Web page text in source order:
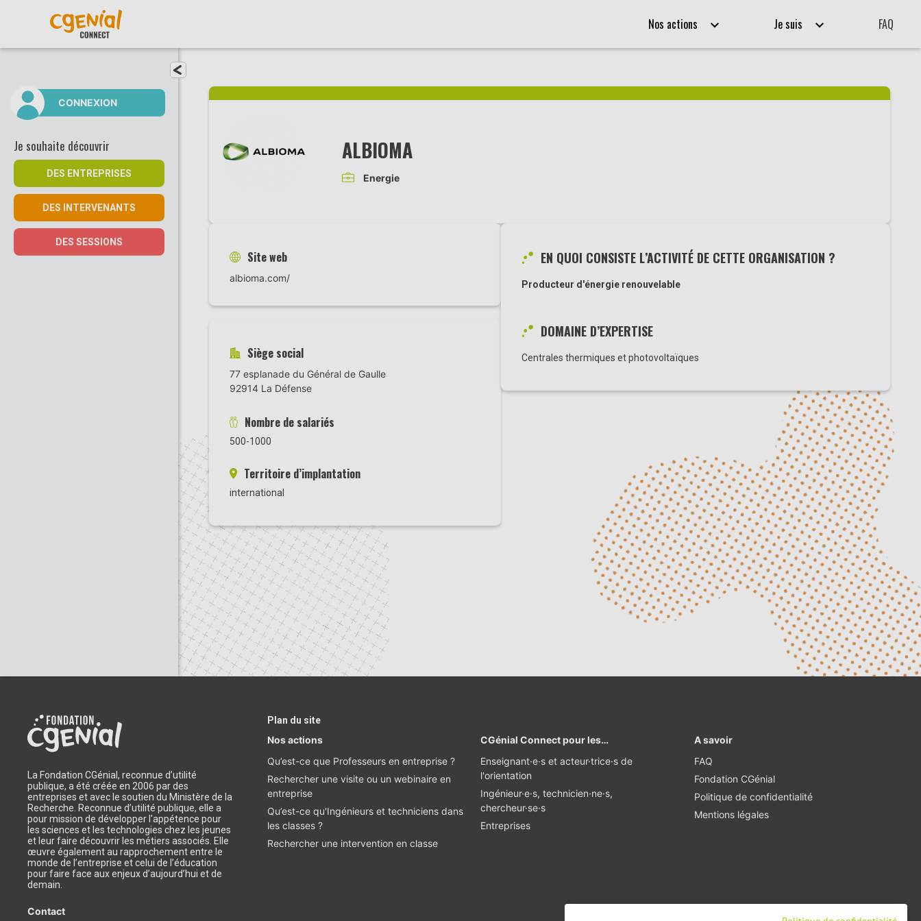
Nos actions Je suis FAQ
Fermer le menu
CONNEXION
Je souhaite découvrir
DES ENTREPRISES
DES INTERVENANTS
DES SESSIONS
ALBIOMA
Energie
Site web
albioma.com/
Siège social
77 esplanade du Général de Gaulle
92914 La Défense
Nombre de salariés
500-1000
Territoire d’implantation
international
EN QUOI CONSISTE L’ACTIVITÉ DE CETTE ORGANISATION ?
Producteur d'énergie renouvelable
DOMAINE D’EXPERTISE
Centrales thermiques et photovoltaïques
La Fondation CGénial, reconnue d’utilité
publique, a été créée en 2006 par des
entreprises et avec le soutien du Ministère de la
Recherche. Reconnue d’utilité publique, elle a
pour mission de développer l'appétence pour
les sciences et les technologies chez les jeunes
et leur faire découvrir les métiers associés. Elle
œuvre également au rapprochement entre le
monde de l’entreprise et celui de l’éducation
pour faire face aux enjeux d’aujourd’hui et de
demain.
Contact
Plan du site
Nos actions
Qu’est-ce que Professeurs en entreprise ?
Rechercher une visite ou un webinaire en
entreprise
Qu’est-ce qu'Ingénieurs et techniciens dans
les classes ?
Rechercher une intervention en classe
CGénial Connect pour les…
Enseignant·e·s et acteur·trice·s de
l'orientation
Ingénieur·e·s, technicien·ne·s,
chercheur·se·s
Entreprises
A savoir
FAQ
Fondation CGénial
Politique de confidentialité
Mentions légales